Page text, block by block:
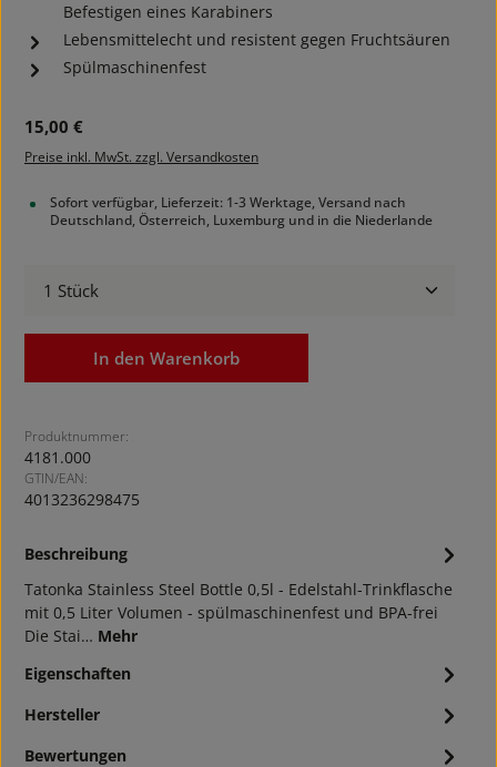
Befestigen eines Karabiners
Lebensmittelecht und resistent gegen Fruchtsäuren
Spülmaschinenfest
Regulärer Preis:
15,00 €
Preise inkl. MwSt. zzgl. Versandkosten
Sofort verfügbar, Lieferzeit: 1-3 Werktage, Versand nach
Deutschland, Österreich, Luxemburg und in die Niederlande
Produkt Anzahl: Gib den gewünschten Wert ein
In den Warenkorb
Produktnummer:
4181.000
GTIN/EAN:
4013236298475
Beschreibung
Tatonka Stainless Steel Bottle 0,5l - Edelstahl-Trinkflasche
mit 0,5 Liter Volumen - spülmaschinenfest und BPA-frei
Die Stai… Mehr
Eigenschaften
Hersteller
Bewertungen